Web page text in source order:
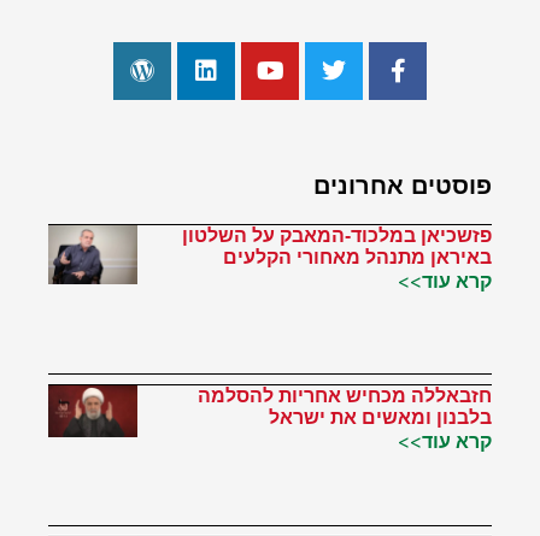
פוסטים אחרונים
פזשכיאן במלכוד-המאבק על השלטון
באיראן מתנהל מאחורי הקלעים
קרא עוד>>
חזבאללה מכחיש אחריות להסלמה
בלבנון ומאשים את ישראל
קרא עוד>>